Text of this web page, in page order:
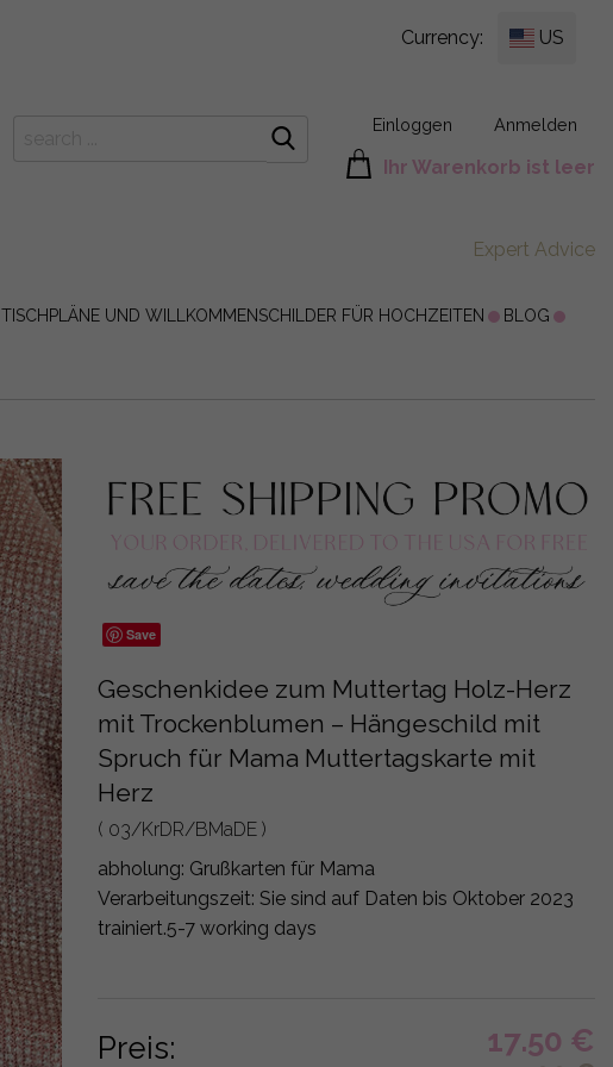
Currency: US
Einloggen Anmelden
Ihr Warenkorb ist leer
Expert Advice
TISCHPLÄNE UND WILLKOMMENSCHILDER FÜR HOCHZEITEN BLOG
Save
Geschenkidee zum Muttertag Holz-Herz
mit Trockenblumen – Hängeschild mit
Spruch für Mama Muttertagskarte mit
Herz
( 03/KrDR/BMaDE )
abholung: Grußkarten für Mama
Verarbeitungszeit: Sie sind auf Daten bis Oktober 2023
trainiert.5-7 working days
Preis: 17.50 €